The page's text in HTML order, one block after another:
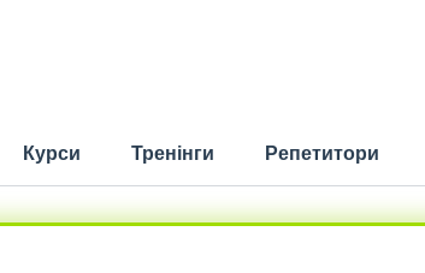
Курси Тренінги Репетитори